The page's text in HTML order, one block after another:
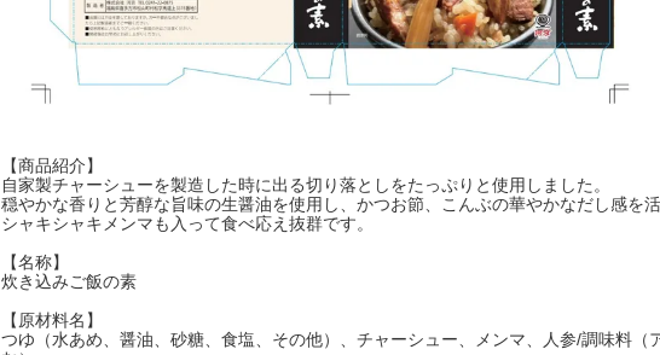
【商品紹介】
自家製チャーシューを製造した時に出る切り落としをたっぷりと使用しました。
穏やかな香りと芳醇な旨味の生醤油を使用し、かつお節、こんぶの華やかなだし感を活
シャキシャキメンマも入って食べ応え抜群です。
【名称】
炊き込みご飯の素
【原材料名】
つゆ（水あめ、醤油、砂糖、食塩、その他）、チャーシュー、メンマ、人参/調味料